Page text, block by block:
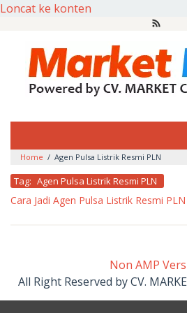
Loncat ke konten
Home / Agen Pulsa Listrik Resmi PLN
Tag: Agen Pulsa Listrik Resmi PLN
Cara Jadi Agen Pulsa Listrik Resmi PLN
Non AMP
All Right Reserved by CV.